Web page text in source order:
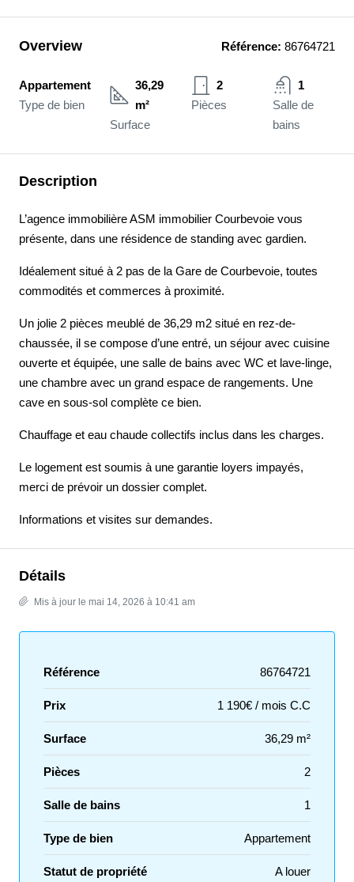
Overview Référence: 86764721
Appartement
Type de bien
36,29
m²
Surface
2
Pièces
1
Salle de
bains
Description
L’agence immobilière ASM immobilier Courbevoie vous
présente, dans une résidence de standing avec gardien.
Idéalement situé à 2 pas de la Gare de Courbevoie, toutes
commodités et commerces à proximité.
Un jolie 2 pièces meublé de 36,29 m2 situé en rez-de-
chaussée, il se compose d’une entré, un séjour avec cuisine
ouverte et équipée, une salle de bains avec WC et lave-linge,
une chambre avec un grand espace de rangements. Une
cave en sous-sol complète ce bien.
Chauffage et eau chaude collectifs inclus dans les charges.
Le logement est soumis à une garantie loyers impayés,
merci de prévoir un dossier complet.
Informations et visites sur demandes.
Détails
Mis à jour le mai 14, 2026 à 10:41 am
Référence 86764721
Prix 1 190€ / mois C.C
Surface 36,29 m²
Pièces 2
Salle de bains 1
Type de bien Appartement
Statut de propriété A louer